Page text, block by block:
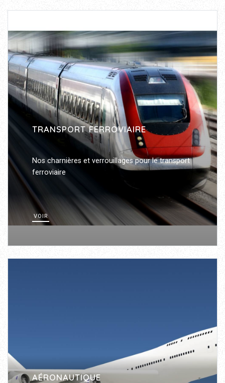
TRANSPORT FERROVIAIRE
Nos charnières et verrouillages pour le transport
ferroviaire
VOIR
AÉRONAUTIQUE